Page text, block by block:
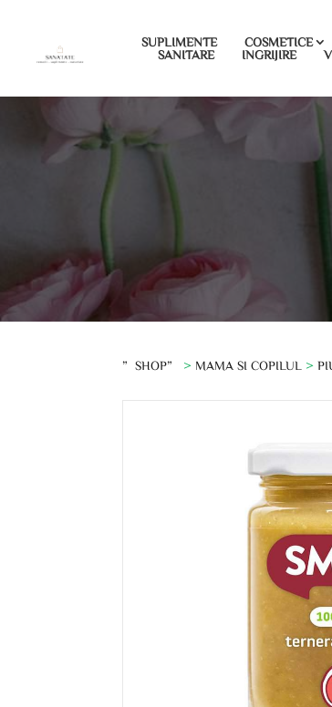
SUPLIMENTE COSMETICE
SANITARE
INGRIJIRE
”SHOP” > MAMA SI COPILUL >